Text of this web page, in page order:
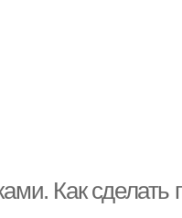
Как сделать